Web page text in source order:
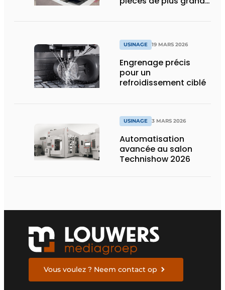
USINAGE 19 MARS 2026
Engrenage précis
pour un
refroidissement ciblé
USINAGE 3 MARS 2026
Automatisation
avancée au salon
Technishow 2026
Vous voulez ? Neem contact op